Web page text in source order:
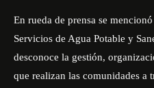
En rueda de prensa se
Servicios de Agua Potable y
desconoce la gestión,
que realizan las comunidades a